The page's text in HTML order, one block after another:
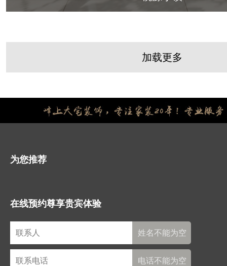
加载更多
为您推荐
在线预约尊享贵宾体验
姓名不能为空
电话不能为空